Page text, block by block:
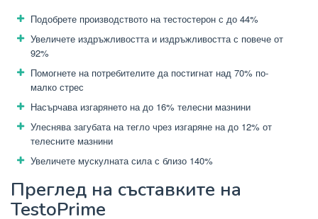
Подобрете производството на тестостерон с до 44%
Увеличете издръжливостта и издръжливостта с повече от
92%
Помогнете на потребителите да постигнат над 70% по-
малко стрес
Насърчава изгарянето на до 16% телесни мазнини
Улеснява загубата на тегло чрез изгаряне на до 12% от
телесните мазнини
Увеличете мускулната сила с близо 140%
Преглед на съставките на
TestoPrime